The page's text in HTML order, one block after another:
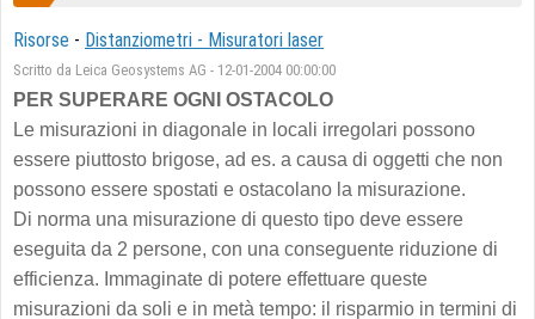
Risorse - Distanziometri - Misuratori laser
Scritto da Leica Geosystems AG - 12-01-2004 00:00:00
PER SUPERARE OGNI OSTACOLO
Le misurazioni in diagonale in locali irregolari possono
essere piuttosto brigose, ad es. a causa di oggetti che non
possono essere spostati e ostacolano la misurazione.
Di norma una misurazione di questo tipo deve essere
eseguita da 2 persone, con una conseguente riduzione di
efficienza. Immaginate di potere effettuare queste
misurazioni da soli e in metà tempo: il risparmio in termini di